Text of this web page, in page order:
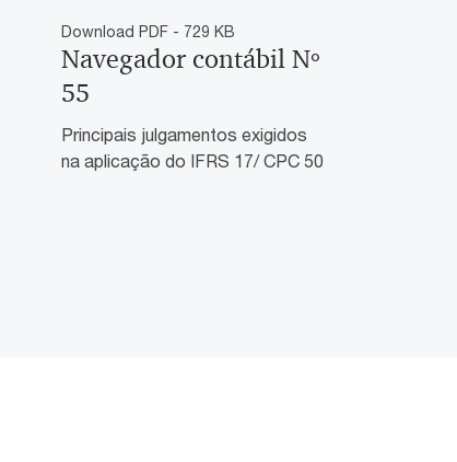
Download PDF - 729 KB
Navegador contábil Nº
55
Principais julgamentos exigidos
na aplicação do IFRS 17/ CPC 50